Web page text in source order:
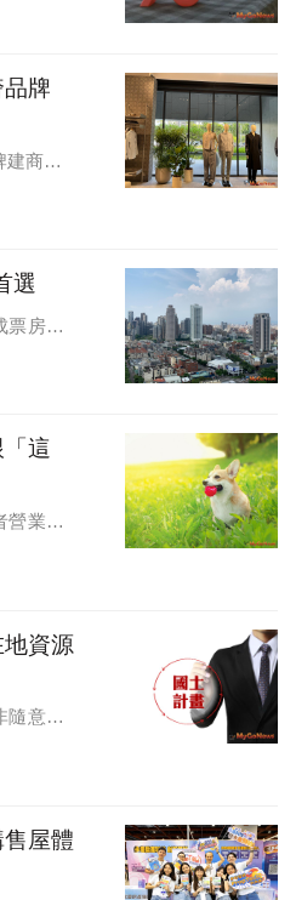
牌
建商聯
選
票房保
「這
營業額
資源
隨意亂
屋體